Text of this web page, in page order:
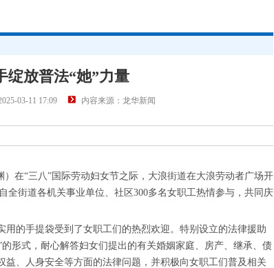
绽放普法“她”力量
03-11 17:09 内容来源：龙华新闻
在“三八”国际劳动妇女节之际，大浪街道在大浪劳动者广场开
全街道各机关事业单位、社区300多名女职工热情参与，共同庆
用的手提袋受到了女职工们的热烈欢迎。特别设立的法律援助
的形式，耐心解答妇女们提出的有关婚姻家庭、房产、继承、债
、人身安全等方面的法律问题，并积极向女职工们普及相关